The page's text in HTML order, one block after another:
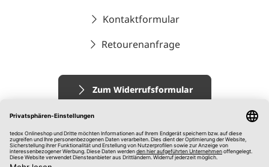
Kontaktformular
Retourenanfrage
Zum Widerrufsformular
Impressum
AGB